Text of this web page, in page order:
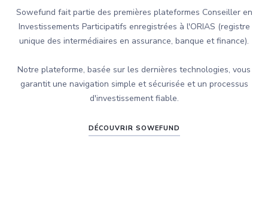
Sowefund fait partie des premières plateformes Conseiller en
Investissements Participatifs enregistrées à l'ORIAS (registre
unique des intermédiaires en assurance, banque et finance).
Notre plateforme, basée sur les dernières technologies, vous
garantit une navigation simple et sécurisée et un processus
d'investissement fiable.
DÉCOUVRIR SOWEFUND